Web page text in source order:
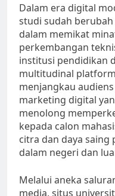
Dalam era digital
studi sudah
dalam memikat
perkembangan
institusi pendidikan
multitudinal
menjangkau
marketing digital
menolong
kepada calon
citra dan daya
dalam negeri dan
Melalui aneka
media, situs